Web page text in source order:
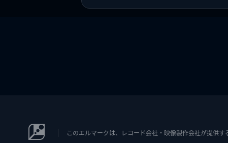
このエルマークは、レコード会社・映像製作会社が提供